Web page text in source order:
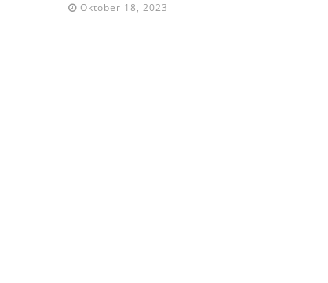
Oktober 18, 2023